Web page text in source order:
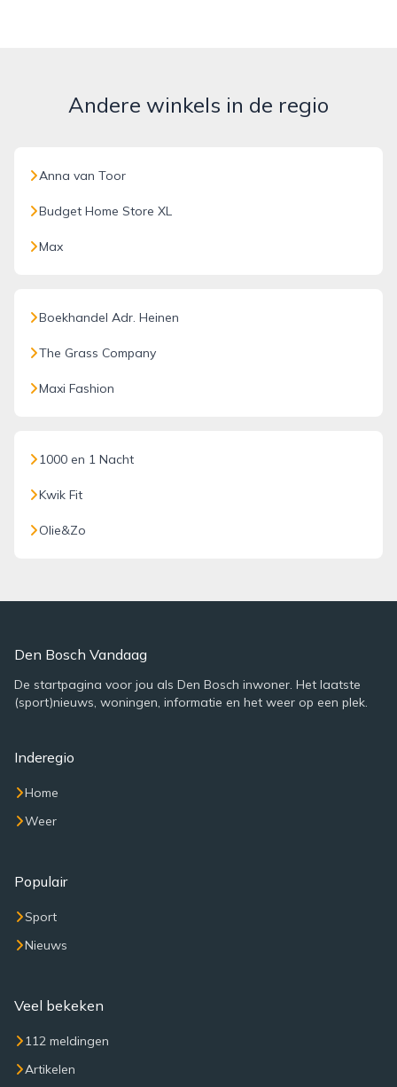
Andere winkels in de regio
Anna van Toor
Budget Home Store XL
Max
Boekhandel Adr. Heinen
The Grass Company
Maxi Fashion
1000 en 1 Nacht
Kwik Fit
Olie&Zo
Den Bosch Vandaag
De startpagina voor jou als Den Bosch inwoner. Het laatste
(sport)nieuws, woningen, informatie en het weer op een plek.
Inderegio
Home
Weer
Populair
Sport
Nieuws
Veel bekeken
112 meldingen
Artikelen